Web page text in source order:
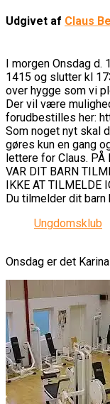
Udgivet af Claus
I morgen Onsdag d.
1415 og slutter kl
over hygge som vi
Der vil være
forudbestilles her:
Som noget nyt skal
gøres kun en gang
lettere for Claus. PÅ
VAR DIT BARN
IKKE AT TILMELDE
Du tilmelder dit barn
Ungdomsklub
Onsdag er det